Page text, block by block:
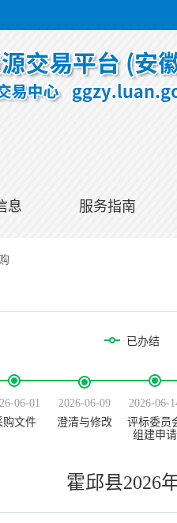
息 服务指南
已办结
06-01
购文件
2026-06-09
澄清与修改
2026-06-
评标委员
组建申请
霍邱县2026